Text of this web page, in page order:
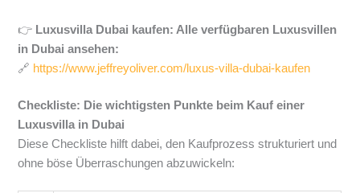
👉 Luxusvilla Dubai kaufen: Alle verfügbaren Luxusvillen
in Dubai ansehen:
🔗 https://www.jeffreyoliver.com/luxus-villa-dubai-kaufen
Checkliste: Die wichtigsten Punkte beim Kauf einer
Luxusvilla in Dubai
Diese Checkliste hilft dabei, den Kaufprozess strukturiert und
ohne böse Überraschungen abzuwickeln: